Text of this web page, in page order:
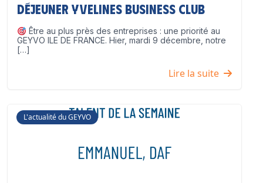
Déjeuner Yvelines Business Club
Être au plus près des entreprises : une priorité au
GEYVO ILE DE FRANCE. Hier, mardi 9 décembre, notre
[…]
Lire la suite
L'actualité du GEYVO